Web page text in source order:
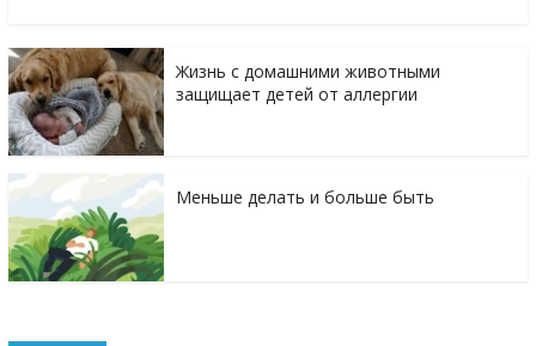
Жизнь с домашними животными
защищает детей от аллергии
Меньше делать и больше быть